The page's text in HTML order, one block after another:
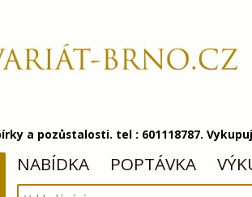
a pozůstalosti. tel : 601118787.
NABÍDKA POPTÁVKA